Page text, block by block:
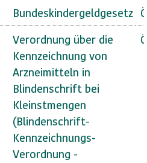
Bundeskindergeldgesetz
Verordnung über die
Kennzeichnung von
Arzneimitteln in
Blindenschrift bei
Kleinstmengen
(Blindenschrift-
Kennzeichnungs-
Verordnung -